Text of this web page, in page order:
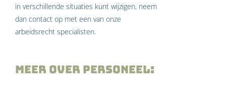
in verschillende situaties kunt wijzigen, neem
dan contact op met een van onze
arbeidsrecht specialisten.
Meer over Personeel: